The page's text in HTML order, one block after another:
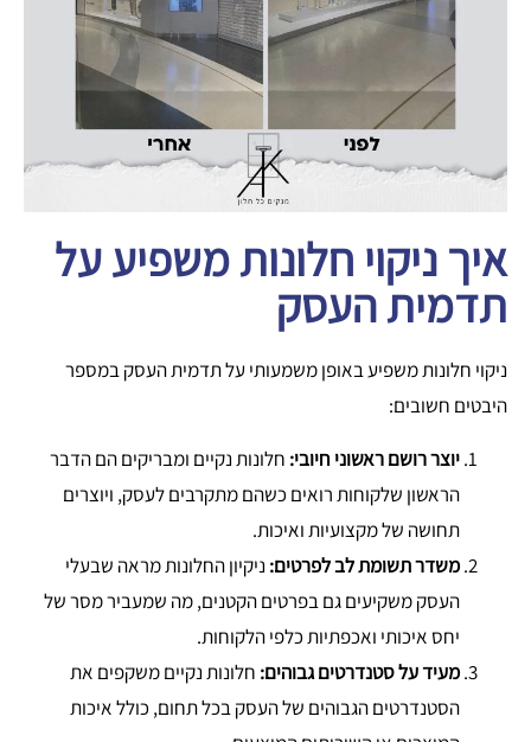
איך ניקוי חלונות משפיע על
תדמית העסק
ניקוי חלונות משפיע באופן משמעותי על תדמית העסק במספר
היבטים חשובים:
יוצר רושם ראשוני חיובי: חלונות נקיים ומבריקים הם הדבר
הראשון שלקוחות רואים כשהם מתקרבים לעסק, ויוצרים
תחושה של מקצועיות ואיכות.
משדר תשומת לב לפרטים: ניקיון החלונות מראה שבעלי
העסק משקיעים גם בפרטים הקטנים, מה שמעביר מסר של
יחס איכותי ואכפתיות כלפי הלקוחות.
מעיד על סטנדרטים גבוהים: חלונות נקיים משקפים את
הסטנדרטים הגבוהים של העסק בכל תחום, כולל איכות